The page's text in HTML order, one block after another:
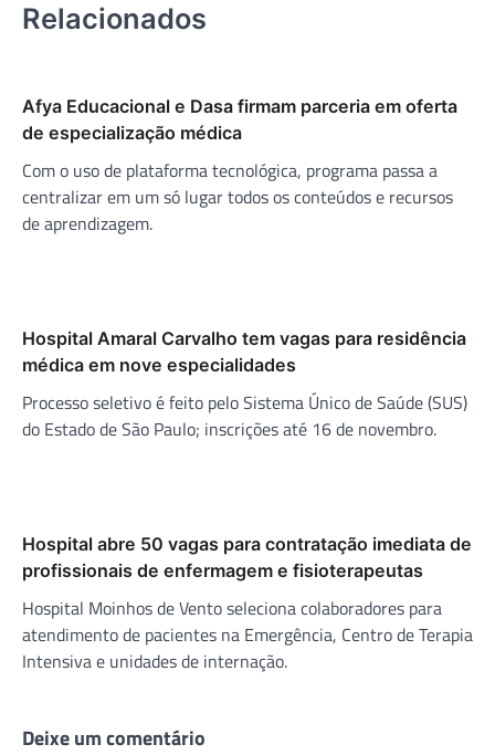
Relacionados
Afya Educacional e Dasa firmam parceria em oferta
de especialização médica
Com o uso de plataforma tecnológica, programa passa a
centralizar em um só lugar todos os conteúdos e recursos
de aprendizagem.
Hospital Amaral Carvalho tem vagas para residência
médica em nove especialidades
Processo seletivo é feito pelo Sistema Único de Saúde (SUS)
do Estado de São Paulo; inscrições até 16 de novembro.
Hospital abre 50 vagas para contratação imediata de
profissionais de enfermagem e fisioterapeutas
Hospital Moinhos de Vento seleciona colaboradores para
atendimento de pacientes na Emergência, Centro de Terapia
Intensiva e unidades de internação.
Deixe um comentário